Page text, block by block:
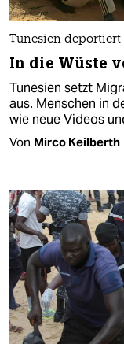
Tunesien
In die Wüste
Tunesien setzt
aus. Menschen in
wie neue Videos
Von Mirco Keilberth